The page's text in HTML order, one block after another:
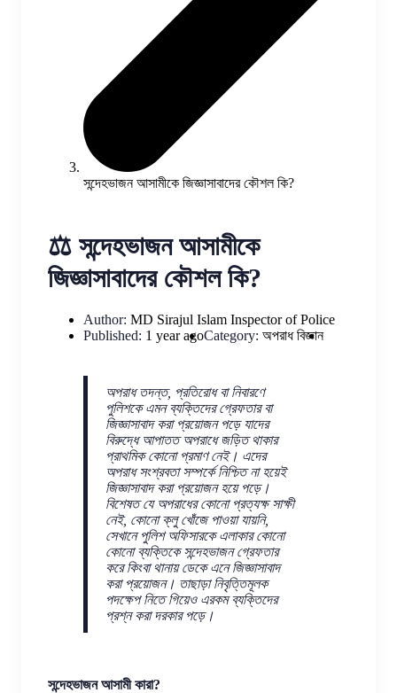
সন্দেহভাজন আসামীকে জিজ্ঞাসাবাদের কৌশল কি?
⚖️ সন্দেহভাজন আসামীকে
জিজ্ঞাসাবাদের কৌশল কি?
Author: MD Sirajul Islam Inspector of Police
Published: 1 year agoCategory: অপরাধ বিজ্ঞান
অপরাধ তদন্ত, প্রতিরোধ বা নিবারণে
পুলিশকে এমন ব্যক্তিদের গ্রেফতার বা
জিজ্ঞাসাবাদ করা প্রয়োজন পড়ে যাদের
বিরুদ্ধে আপাতত অপরাধে জড়িত থাকার
প্রাথমিক কোনো প্রমাণ নেই। এদের
অপরাধ সংশ্রবতা সম্পর্কে নিশ্চিত না হয়েই
জিজ্ঞাসাবাদ করা প্রয়োজন হয়ে পড়ে।
বিশেষত যে অপরাধের কোনো প্রত্যক্ষ সাক্ষী
নেই, কোনো ক্লু খোঁজে পাওয়া যায়নি,
সেখানে পুলিশ অফিসারকে এলাকার কোনো
কোনো ব্যক্তিকে সন্দেহভাজন গ্রেফতার
করে কিংবা থানায় ডেকে এনে জিজ্ঞাসাবাদ
করা প্রয়োজন। তাছাড়া নিবৃত্তিমূলক
পদক্ষেপ নিতে গিয়েও এরকম ব্যক্তিদের
প্রশ্ন করা দরকার পড়ে।
সন্দেহভাজন আসামী কারা?